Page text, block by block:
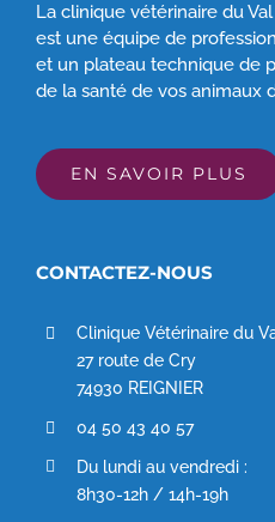
La clinique vétérinaire du Val
est une équipe de
et un plateau technique de
de la santé de vos animaux
EN SAVOIR PLUS
CONTACTEZ-NOUS
Clinique Vétérinaire du
27 route de Cry
74930 REIGNIER
04 50 43 40 57
Du lundi au vendredi :
8h30-12h / 14h-19h